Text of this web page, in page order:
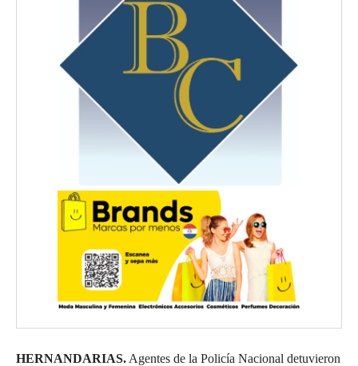
HERNANDARIAS. Agentes de la Policía Nacional detuvieron